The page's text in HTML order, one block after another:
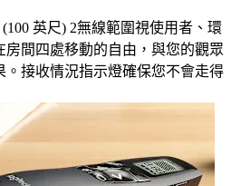
英尺) 2無線範圍視使用者、環
間四處移動的自由，與您的觀眾
。接收情況指示燈確保您不會走得